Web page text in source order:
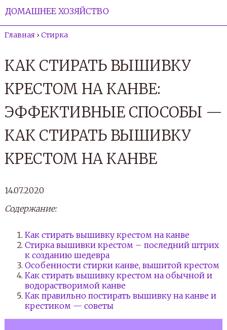
ДОМАШНЕЕ ХОЗЯЙСТВО
Главная › Стирка
КАК СТИРАТЬ ВЫШИВКУ
КРЕСТОМ НА КАНВЕ:
ЭФФЕКТИВНЫЕ СПОСОБЫ —
КАК СТИРАТЬ ВЫШИВКУ
КРЕСТОМ НА КАНВЕ
14.07.2020
Содержание:
Как стирать вышивку крестом на канве
Стирка вышивки крестом – последний штрих
к созданию шедевра
Особенности стирки канве, вышитой крестом
Как стирать вышивку крестом на обычной и
водорастворимой канве
Как правильно постирать вышивку на канве и
крестиком — советы